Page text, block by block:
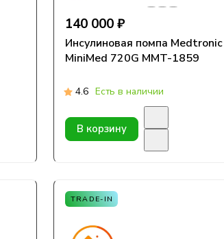
140 000 ₽
Инсулиновая помпа Medtronic
MiniMed 720G MMT-1859
4.6 Есть в наличии
В корзину
TRADE-IN